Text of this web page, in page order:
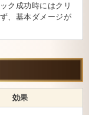
ク成功時にはクリ
、基本ダメージが
効果